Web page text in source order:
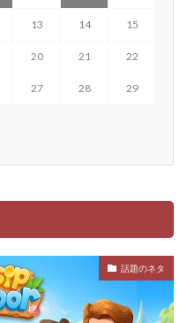
13 14 15
20 21 22
27 28 29
話題のネタ